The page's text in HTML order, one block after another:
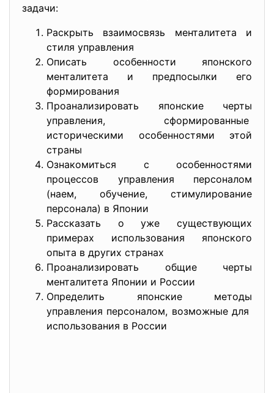
задачи:
Раскрыть взаимосвязь менталитета и
стиля управления
Описать особенности японского
менталитета и предпосылки его
формирования
Проанализировать японские черты
управления, сформированные
историческими особенностями этой
страны
Ознакомиться с особенностями
процессов управления персоналом
(наем, обучение, стимулирование
персонала) в Японии
Рассказать о уже существующих
примерах использования японского
опыта в других странах
Проанализировать общие черты
менталитета Японии и России
Определить японские методы
управления персоналом, возможные для
использования в России